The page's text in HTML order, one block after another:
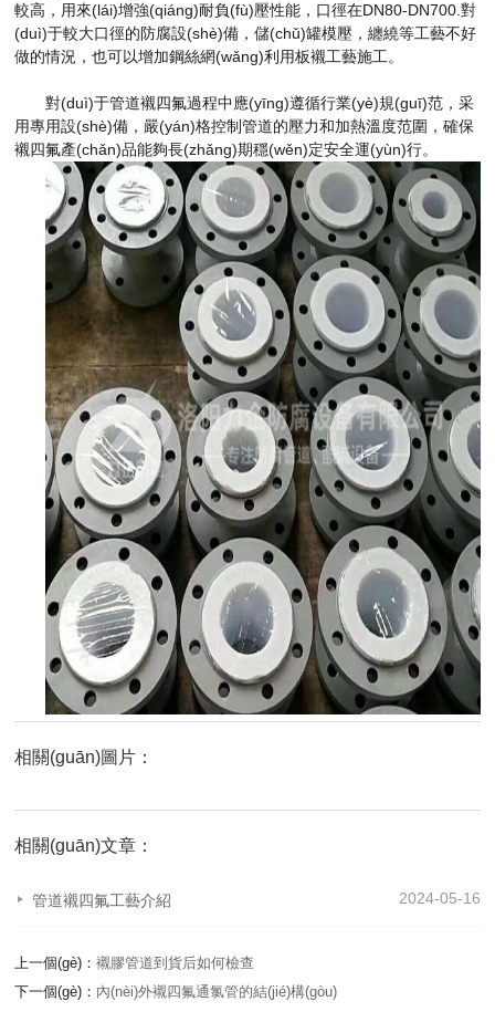
較高，用來(lái)增強(qiáng)耐負(fù)壓性能，口徑在DN80-DN700.對
(duì)于較大口徑的防腐設(shè)備，儲(chǔ)罐模壓，纏繞等工藝不好
做的情況，也可以增加鋼絲網(wǎng)利用板襯工藝施工。
對(duì)于管道襯四氟過程中應(yīng)遵循行業(yè)規(guī)范，采
用專用設(shè)備，嚴(yán)格控制管道的壓力和加熱溫度范圍，確保
襯四氟產(chǎn)品能夠長(zhǎng)期穩(wěn)定安全運(yùn)行。
相關(guān)圖片：
相關(guān)文章：
2024-05-16
管道襯四氟工藝介紹
上一個(gè)：襯膠管道到貨后如何檢查
下一個(gè)： 內(nèi)外襯四氟通氯管的結(jié)構(gòu)